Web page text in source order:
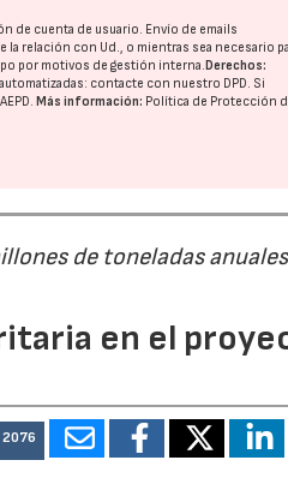
de cuenta de usuario. Envío de emails
la relación con Ud., o mientras sea necesario
por motivos de gestión interna. Derechos:
contacte con nuestro DPD. Si
AEPD. Más información: Política de Protección
de toneladas
en el
2076